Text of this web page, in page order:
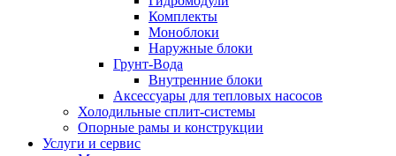
Комплекты
Моноблоки
Наружные блоки
Грунт-Вода
Внутренние блоки
Аксессуары для тепловых насосов
Холодильные сплит-системы
Опорные рамы и конструкции
Услуги и сервис